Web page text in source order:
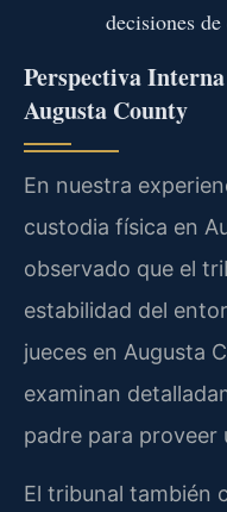
decisiones
Perspectiva
Augusta County
En nuestra
custodia física en
observado que el
estabilidad del
jueces en Augusta
examinan
padre para proveer
El tribunal también